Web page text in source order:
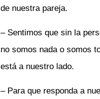
de nuestra pareja.
– Sentimos que sin la
no somos nada o somos
está a nuestro lado.
– Para que responda a